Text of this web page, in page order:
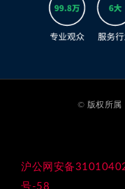
© 版权所属
沪公网安备
号-58